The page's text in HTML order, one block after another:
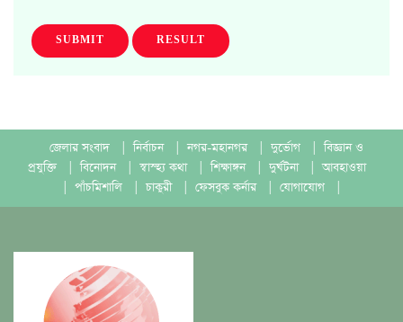
SUBMIT RESULT
জেলার সংবাদ নির্বাচন নগর-মহানগর দুর্ভোগ
বিজ্ঞান ও
প্রযুক্তি
বিনোদন স্বাস্হ্য কথা শিক্ষাঙ্গন দুর্ঘটনা
আবহাওয়া
পাঁচমিশালি চাকুরী ফেসবুক কর্নার যোগাযোগ